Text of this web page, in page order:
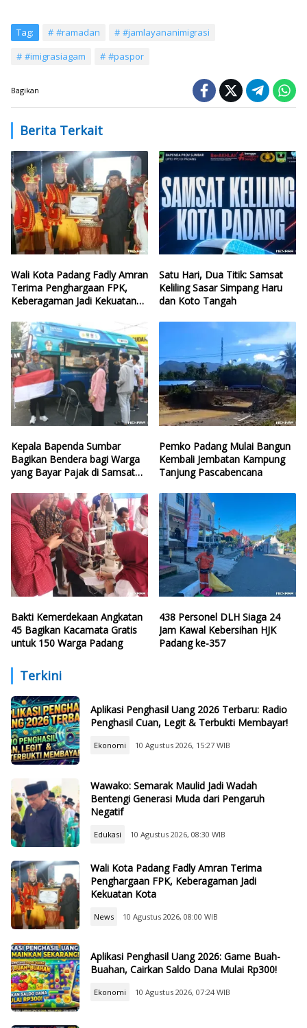
Tag: #ramadan
#jamlayananimigrasi
#imigrasiagam
#paspor
Bagikan
Berita Terkait
Wali Kota Padang Fadly Amran
Terima Penghargaan FPK,
Keberagaman Jadi Kekuatan
Satu Hari, Dua Titik: Samsat
Keliling Sasar Simpang Haru
dan Koto Tangah
Kepala Bapenda Sumbar
Bagikan Bendera bagi Warga
yang Bayar Pajak di Samsat
Pemko Padang Mulai Bangun
Kembali Jembatan Kampung
Tanjung Pascabencana
Bakti Kemerdekaan Angkatan
45 Bagikan Kacamata Gratis
untuk 150 Warga Padang
438 Personel DLH Siaga 24
Jam Kawal Kebersihan HJK
Padang ke-357
Terkini
Aplikasi Penghasil Uang 2026 Terbaru: Radio
Penghasil Cuan, Legit & Terbukti Membayar!
Ekonomi 10 Agustus 2026, 15:27 WIB
Wawako: Semarak Maulid Jadi Wadah
Bentengi Generasi Muda dari Pengaruh
Negatif
Edukasi 10 Agustus 2026, 08:30 WIB
Wali Kota Padang Fadly Amran Terima
Penghargaan FPK, Keberagaman Jadi
Kekuatan Kota
News 10 Agustus 2026, 08:00 WIB
Aplikasi Penghasil Uang 2026: Game Buah-
Buahan, Cairkan Saldo Dana Mulai Rp300!
Ekonomi 10 Agustus 2026, 07:24 WIB